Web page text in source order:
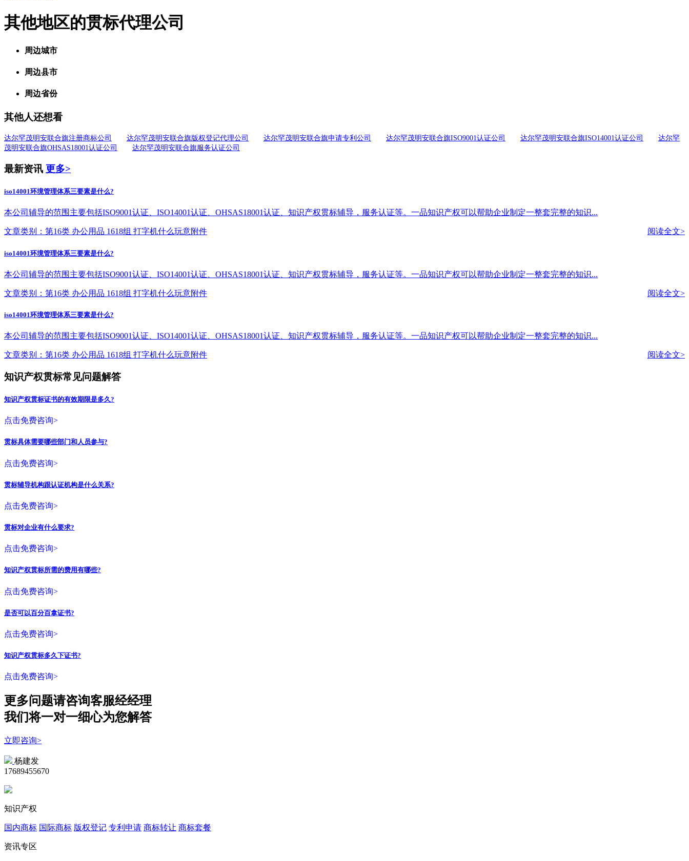
其他地区的贯标代理公司
周边城市
周边县市
周边省份
其他人还想看
达尔罕茂明安联合旗注册商标公司 达尔罕茂明安联合旗版权登记代理公司 达尔罕茂明安联合旗申请专利公司 达尔罕茂明安联合旗ISO9001认证公司 达尔罕茂明安联合旗ISO14001认证公司
达尔罕
茂明安联合旗OHSAS18001认证公司
达尔罕茂明安联合旗服务认证公司
最新资讯 更多>
iso14001环境管理体系三要素是什么?
本公司辅导的范围主要包括ISO9001认证、ISO14001认证、OHSAS18001认证、知识产权贯标辅导，服务认证等。一品知识产权可以帮助企业制定一整套完整的知识...
文章类别：第16类 办公用品 1618组 打字机什么玩意附件 阅读全文>
iso14001环境管理体系三要素是什么?
本公司辅导的范围主要包括ISO9001认证、ISO14001认证、OHSAS18001认证、知识产权贯标辅导，服务认证等。一品知识产权可以帮助企业制定一整套完整的知识...
文章类别：第16类 办公用品 1618组 打字机什么玩意附件 阅读全文>
iso14001环境管理体系三要素是什么?
本公司辅导的范围主要包括ISO9001认证、ISO14001认证、OHSAS18001认证、知识产权贯标辅导，服务认证等。一品知识产权可以帮助企业制定一整套完整的知识...
文章类别：第16类 办公用品 1618组 打字机什么玩意附件 阅读全文>
知识产权贯标常见问题解答
知识产权贯标证书的有效期限是多久?
点击免费咨询>
贯标具体需要哪些部门和人员参与?
点击免费咨询>
贯标辅导机构跟认证机构是什么关系?
点击免费咨询>
贯标对企业有什么要求?
点击免费咨询>
知识产权贯标所需的费用有哪些?
点击免费咨询>
是否可以百分百拿证书?
点击免费咨询>
知识产权贯标多久下证书?
点击免费咨询>
更多问题请咨询客服经经理
我们将一对一细心为您解答
立即咨询>
杨建发
17689455670
知识产权
国内商标 国际商标 版权登记 专利申请 商标转让 商标套餐
资讯专区